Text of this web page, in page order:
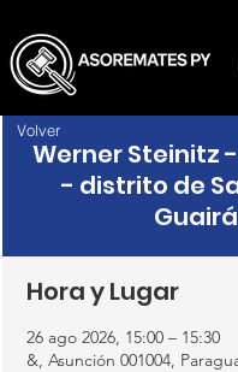
Werner Steinitz
- distrito de
Guairá
Hora y Lugar
26 ago 2026, 15:00 – 15:30
&, Asunción 001004,
Volver